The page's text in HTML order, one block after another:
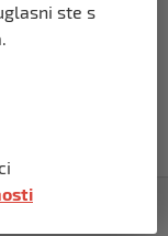
napada na
ste s